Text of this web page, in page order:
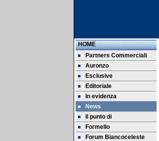
HOME
Partners Commerciali
Auronzo
Esclusive
Editoriale
In evidenza
News
Il punto di
Formello
Forum Biancoceleste